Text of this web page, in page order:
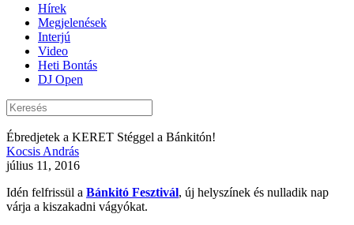
Hírek
Megjelenések
Interjú
Video
Heti Bontás
DJ Open
Ébredjetek a KERET Stéggel a Bánkitón!
Kocsis András
július 11, 2016
Idén felfrissül a Bánkitó Fesztivál, új helyszínek és nulladik nap
várja a kiszakadni vágyókat.